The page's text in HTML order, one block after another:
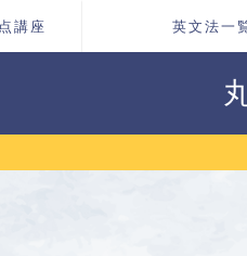
講座 英文法一